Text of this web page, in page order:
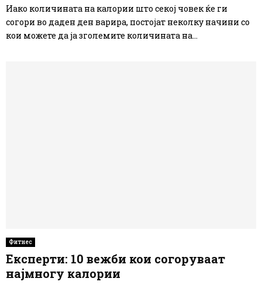
Иако количината на калории што секој човек ќе ги
согори во даден ден варира, постојат неколку начини со
кои можете да ја зголемите количината на...
Фитнес
Експерти: 10 вежби кои согоруваат
најмногу калории